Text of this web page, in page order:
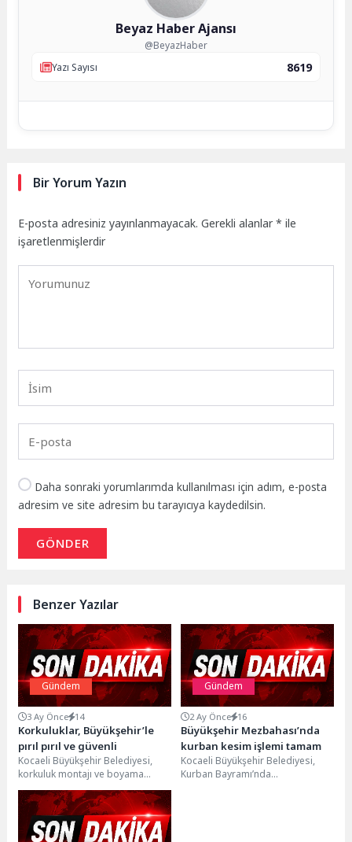
Beyaz Haber Ajansı
@BeyazHaber
Yazı Sayısı
8619
Bir Yorum Yazın
E-posta adresiniz yayınlanmayacak. Gerekli alanlar* ile
işaretlenmişlerdir
Daha sonraki yorumlarımda kullanılması için adım, e-posta
adresim ve site adresim bu tarayıcıya kaydedilsin.
GÖNDER
Benzer Yazılar
Gündem
3 Ay Önce 14
Korkuluklar, Büyükşehir’le
pırıl pırıl ve güvenli
Kocaeli Büyükşehir Belediyesi,
korkuluk montajı ve boyama
çalışmalarıyla şehir estetiğini
yeniliyor. A Takımı ekipleri
tarafından...
Gündem
2 Ay Önce 16
Büyükşehir Mezbahası’nda
kurban kesim işlemi tamam
Kocaeli Büyükşehir Belediyesi,
Kurban Bayramı’nda